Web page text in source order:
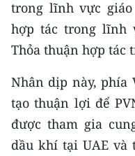
trong lĩnh vực
hợp tác trong lĩnh
Thỏa thuận hợp tác
Nhân dịp này, phía
tạo thuận lợi để
được tham gia
dầu khí tại UAE và